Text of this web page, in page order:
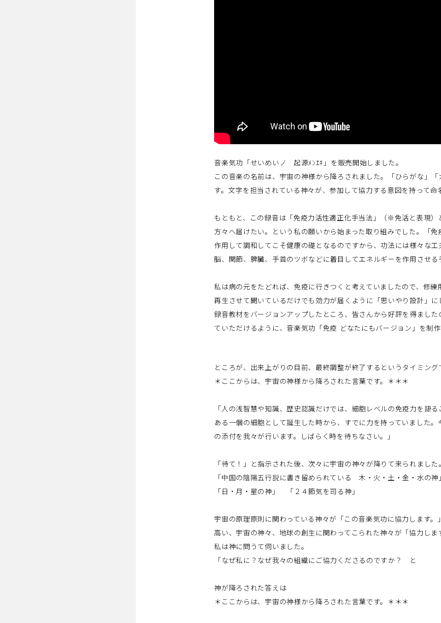
音楽気功「せいめいノ 起源ﾒﾝｴｷ」を販売開始しました。
この音楽の名前は、宇宙の神様から降ろされました。「ひらがな」
す。文字を担当されている神々が、参加して協力する意図を持って命
もともと、この録音は「免疫力活性適正化手当法」（※免活と表現
方々へ届けたい。という私の願いから始まった取り組みでした。「
作用して調和してこそ健康の礎となるのですから、功法には様々な
脳、関節、脾臓、手首のツボなどに着目してエネルギーを作用させ
私は病の元をたどれば、免疫に行きつくと考えていましたので、修
再生させて聞いているだけでも効力が届くように「思いやり設計」
録音教材をバージョンアップしたところ、皆さんから好評を得まし
ていただけるように、音楽気功「免疫 どなたにもバージョン」を制
ところが、出来上がりの目前、最終調整が終了するというタイミン
＊ここからは、宇宙の神様から降ろされた言葉です。＊＊＊
「人の浅智慧や知識、歴史認識だけでは、細胞レベルの免疫力を語
ある一個の細胞として誕生した時から、すでに力を持っていました
の添付を我々が行います。しばらく時を待ちなさい。」
「待て！」と指示された後、次々に宇宙の神々が降りて来られました
「中国の陰陽五行説に書き留められている 木・火・土・金・水の神
「日・月・星の神」 「２４節気を司る神」
宇宙の原理原則に関わっている神々が「この音楽気功に協力します
高い、宇宙の神々、地球の創生に関わってこられた神々が「協力し
私は神に問うて伺いました。
「なぜ私に？なぜ我々の組織にご協力くださるのですか？ と
神が降ろされた答えは
＊ここからは、宇宙の神様から降ろされた言葉です。＊＊＊